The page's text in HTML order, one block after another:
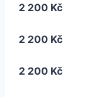
2 200 Kč
2 200 Kč
2 200 Kč